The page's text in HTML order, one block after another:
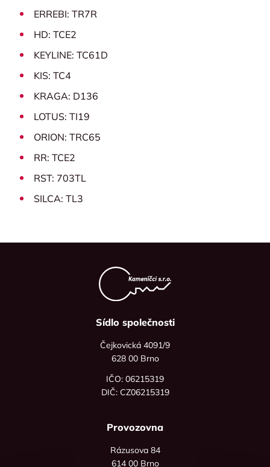
ERREBI: TR7R
HD: TCE2
KEYLINE: TC61D
KIS: TC4
KRAGA: D136
LOTUS: TI19
ORION: TRC65
RR: TCE2
RST: 703TL
SILCA: TL3
Sídlo společnosti
Čejkovická 4091/9
628 00 Brno
IČO: 06215319
DIČ: CZ06215319
Provozovna
Rázusova 84
614 00 Brno